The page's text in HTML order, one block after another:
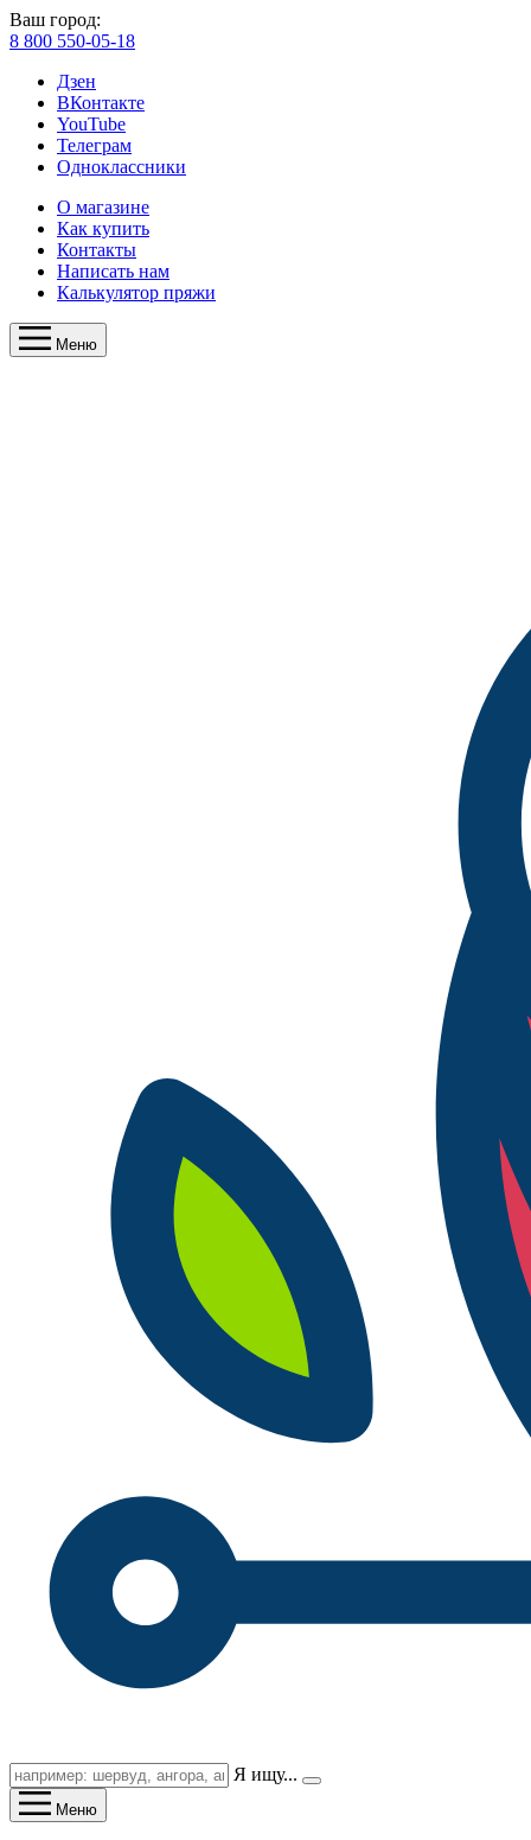
Ваш город:
8 800 550-05-18
Дзен
ВКонтакте
YouTube
Телеграм
Одноклассники
О магазине
Как купить
Контакты
Написать нам
Калькулятор пряжи
Меню
Я ищу...
Меню